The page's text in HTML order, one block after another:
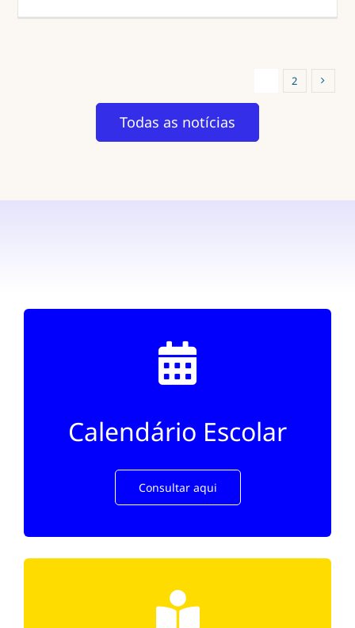
2
Todas as notícias
Calendário Escolar
Consultar aqui